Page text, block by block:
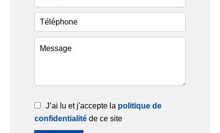
J’ai lu et j'accepte la politique de
confidentialité de ce site